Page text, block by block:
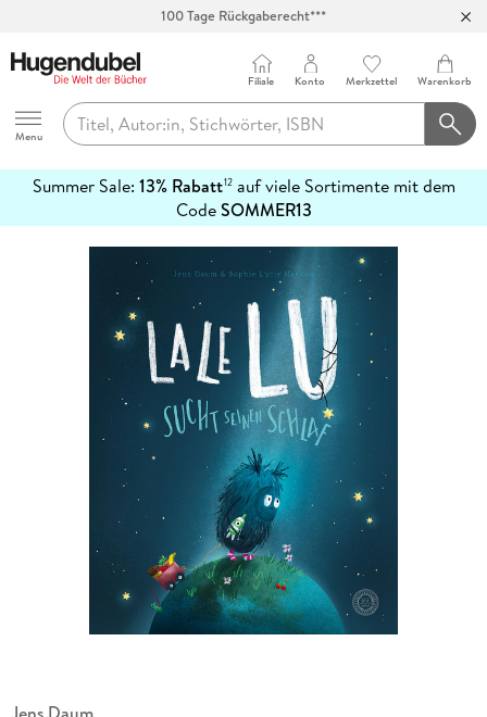
100 Tage Rückgaberecht***
Hugendubel
Menu
Filiale Konto Merkzettel Warenkorb
Summer Sale: 13% Rabatt12auf viele Sortimente mit dem
CodeSOMMER13
erfahren